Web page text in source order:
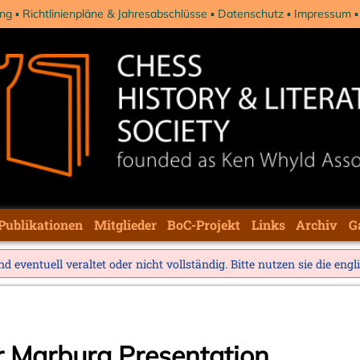
Richtlinienpläne & Jahresabschlüsse Datenschutz Impressum
Mitglieder BoC-Projekt Links Archiv
eventuell veraltet oder nicht vollständig. Bitte nutzen sie die